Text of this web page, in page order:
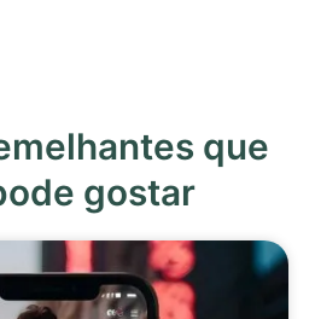
que
gostar